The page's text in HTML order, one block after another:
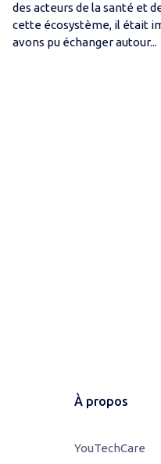
des acteurs de la santé et
cette écosystème, il était
avons pu échanger autour...
À propos
YouTechCare